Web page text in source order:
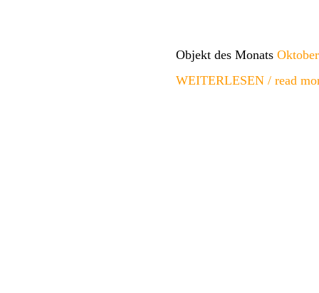
Objekt des Monats
WEITERLESEN / read